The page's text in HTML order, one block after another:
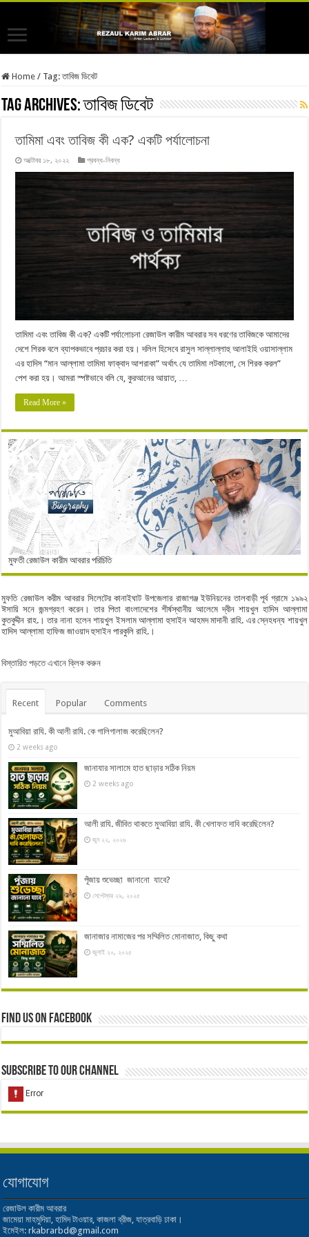
Home / Tag:তাবিজ ডিবেট
Tag Archives:তাবিজ ডিবেট
তামিমা এবং তাবিজ কী এক? একটি পর্যালোচনা
অক্টোবর ১৮, ২০২২ প্রবন্ধ-নিবন্ধ
তামিমা এবং তাবিজ কী এক? একটি পর্যালোচনা রেজাউল কারীম আবরার সব ধরণের তাবিজকে আমাদের
দেশে শিরক বলে ব্যাপকভাবে প্রচার করা হয়। দলিল হিসেবে রাসুল সাল্লাল্লাহু আলাইহি ওয়াসাল্লাম
এর হাদিস “মান আল্লামা তামিমা ফাক্বাদ আশরাকা” অর্থাৎ যে তামিমা লটকালো, সে শিরক করল”
পেশ করা হয়। আমরা স্পষ্টভাবে বলি যে, কুরআনের আয়াত, …
Read More »
মুফতী রেজাউল কারীম আবরার পরিচিতি
মুফতি রেজাউল করীম আবরার সিলেটের কানাইঘাট উপজেলার রাজাগঞ্জ ইউনিয়নের তালবাড়ী পূর্ব গ্রামে ১৯৯২
ঈসায়ি সনে জন্মগ্রহণ করেন। তার পিতা বাংলাদেশের শীর্ষস্থানীয় আলেমে দ্বীন শায়খুল হাদিস আল্লামা
কুতবুদ্দীন রাহ.। তার নানা হলেন শায়খুল ইসলাম আল্লামা হুসাইন আহমদ মাদানী রাহি. এর স্নেহধন্য শায়খুল
হাদিস আল্লামা হাফিজ জাওয়াদ হুসাইন পারকুলি রাহি.।
বিস্তারিত পড়তে এখানে ক্লিক করুন
Recent Popular Comments
মুআবিয়া রাযি. কী আলী রাযি. কে গালিগালাজ করেছিলেন?
2 weeks ago
জানাযার সালামে হাত ছাড়ার সঠিক নিয়ম
2 weeks ago
আলী রাযি. জীবিত থাকতে মুআবিয়া রাযি. কী খেলাফত দাবি করেছিলেন?
জুন ২২, ২০২৬
পূঁজায় শুভেচ্ছা জানানো যাবে?
সেপ্টেম্বর ২৯, ২০২৫
জানাজার নামাজের পর সম্মিলিত মোনাজাত, কিছু কথা
জুলাই ২০, ২০২৫
Find us on Facebook
Subscribe to our Channel
যোগাযোগ
রেজাউল কারীম আবরার
জামেয়া মাহমুদিয়া, হামিদ টাওয়ার, কাজলা ব্রীজ, যাত্রবাড়ি ঢাকা।
ইমেইল: rkabrarbd@gmail.com